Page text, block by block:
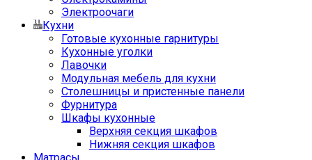
Электроочаги
Кухни
Готовые кухонные гарнитуры
Кухонные уголки
Лавочки
Модульная мебель для кухни
Столешницы и пристенные панели
Фурнитура
Шкафы кухонные
Верхняя секция шкафов
Нижняя секция шкафов
Матрасы